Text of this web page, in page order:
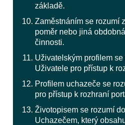
základě.
Zaměstnáním se rozumí
poměr nebo jiná
činnosti.
Uživatelským profilem se
Uživatele pro přístup k
Profilem uchazeče se
pro přístup k rozhraní
Životopisem se rozumí
Uchazečem, který